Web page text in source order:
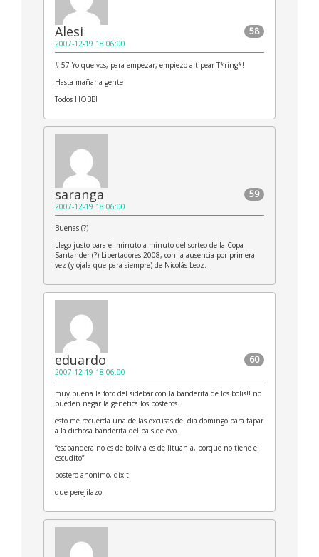
58
Alesi
2007-12-19 18:06:00
# 57 Yo que vos, para empezar, empiezo a tipear T*ring*!
Hasta mañana gente
Todos HOBB!
59
saranga
2007-12-19 18:06:00
Buenas (?)
Llego justo para el minuto a minuto del sorteo de la Copa
Santander (?) Libertadores 2008, con la ausencia por primera
vez (y ojala que para siempre) de Nicolás Leoz.
60
eduardo
2007-12-19 18:06:00
muy buena la foto del sidebar con la banderita de los bolis!! no
pueden negar la genetica los bosteros.
esto me recuerda una de las excusas del dia domingo para tapar
a la dichosa banderita del pais de evo.
“esabandera no es de bolivia es de lituania, porque no tiene el
escudito”
bostero anonimo, dixit.
que perejilazo .